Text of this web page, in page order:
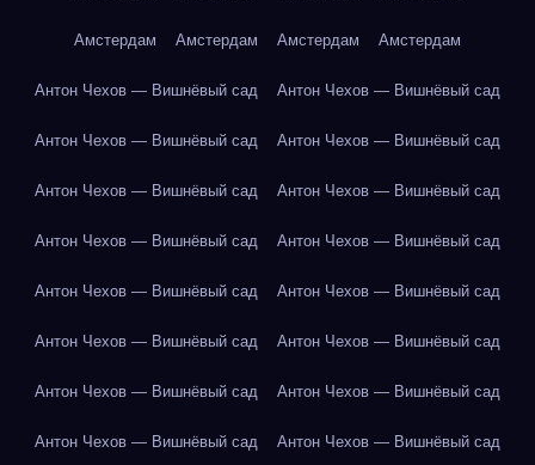
Амстердам Амстердам Амстердам Амстердам
Антон Чехов — Вишнёвый сад Антон Чехов — Вишнёвый сад
Антон Чехов — Вишнёвый сад Антон Чехов — Вишнёвый сад
Антон Чехов — Вишнёвый сад Антон Чехов — Вишнёвый сад
Антон Чехов — Вишнёвый сад Антон Чехов — Вишнёвый сад
Антон Чехов — Вишнёвый сад Антон Чехов — Вишнёвый сад
Антон Чехов — Вишнёвый сад Антон Чехов — Вишнёвый сад
Антон Чехов — Вишнёвый сад Антон Чехов — Вишнёвый сад
Антон Чехов — Вишнёвый сад Антон Чехов — Вишнёвый сад